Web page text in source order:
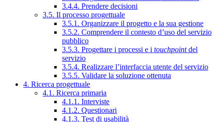
3.4.4. Prendere decisioni
3.5. Il processo progettuale
3.5.1. Organizzare il progetto e la sua gestione
3.5.2. Comprendere il contesto d’uso del servizio
pubblico
3.5.3. Progettare i processi e i touchpointdel
servizio
3.5.4. Realizzare l’interfaccia utente del servizio
3.5.5. Validare la soluzione ottenuta
4. Ricerca progettuale
4.1. Ricerca primaria
4.1.1. Interviste
4.1.2. Questionari
4.1.3. Test di usabilità